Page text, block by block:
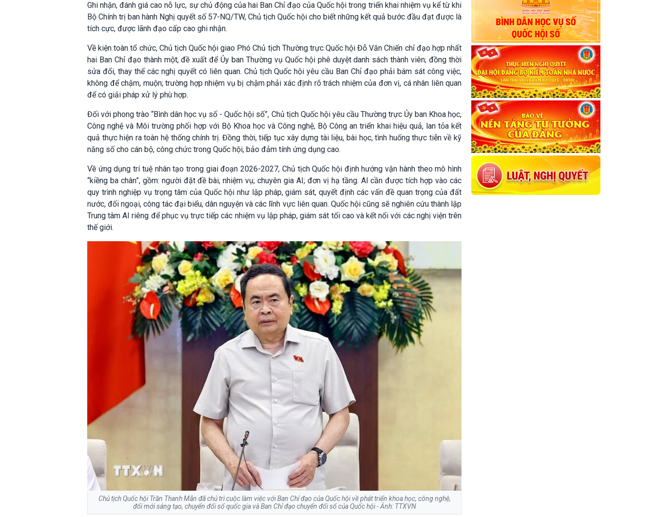
Ghi nhận, đánh giá cao nỗ lực, sự chủ động của hai Ban Chỉ đạo của Quốc hội trong triển khai nhiệm vụ kể từ khi
Bộ Chính trị ban hành Nghị quyết số 57-NQ/TW, Chủ tịch Quốc hội cho biết những kết quả bước đầu đạt được là
tích cực, được lãnh đạo cấp cao ghi nhận.
Về kiện toàn tổ chức, Chủ tịch Quốc hội giao Phó Chủ tịch Thường trực Quốc hội Đỗ Văn Chiến chỉ đạo hợp nhất
hai Ban Chỉ đạo thành một, đề xuất để Ủy ban Thường vụ Quốc hội phê duyệt danh sách thành viên; đồng thời
sửa đổi, thay thế các nghị quyết có liên quan. Chủ tịch Quốc hội yêu cầu Ban Chỉ đạo phải bám sát công việc,
không để chậm, muộn; trường hợp nhiệm vụ bị chậm phải xác định rõ trách nhiệm của đơn vị, cá nhân liên quan
để có giải pháp xử lý phù hợp.
Đối với phong trào “Bình dân học vụ số - Quốc hội số”, Chủ tịch Quốc hội yêu cầu Thường trực Ủy ban Khoa học,
Công nghệ và Môi trường phối hợp với Bộ Khoa học và Công nghệ, Bộ Công an triển khai hiệu quả, lan tỏa kết
quả thực hiện ra toàn hệ thống chính trị. Đồng thời, tiếp tục xây dựng tài liệu, bài học, tình huống thực tiễn về kỹ
năng số cho cán bộ, công chức trong Quốc hội, bảo đảm tính ứng dụng cao.
Về ứng dụng trí tuệ nhân tạo trong giai đoạn 2026-2027, Chủ tịch Quốc hội định hướng vận hành theo mô hình
“kiềng ba chân”, gồm: người đặt đề bài, nhiệm vụ; chuyên gia AI; đơn vị hạ tầng. AI cần được tích hợp vào các
quy trình nghiệp vụ trọng tâm của Quốc hội như lập pháp, giám sát, quyết định các vấn đề quan trọng của đất
nước, đối ngoại, công tác đại biểu, dân nguyện và các lĩnh vực liên quan. Quốc hội cũng sẽ nghiên cứu thành lập
Trung tâm AI riêng để phục vụ trực tiếp các nhiệm vụ lập pháp, giám sát tối cao và kết nối với các nghị viện trên
thế giới.
Chủ tịch Quốc hội Trần Thanh Mẫn đã chủ trì cuộc làm việc với Ban Chỉ đạo của Quốc hội về phát triển khoa học, công nghệ,
đổi mới sáng tạo, chuyển đổi số quốc gia và Ban Chỉ đạo chuyển đổi số của Quốc hội - Ảnh: TTXVN